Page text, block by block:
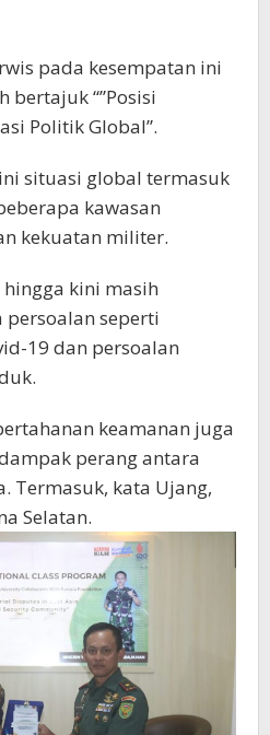
pada kesempatan ini
bertajuk “”Posisi
Politik Global”.
situasi global termasuk
kawasan
kekuatan militer.
kini masih
seperti
19 dan persoalan
keamanan juga
perang antara
Termasuk, kata Ujang,
Selatan.